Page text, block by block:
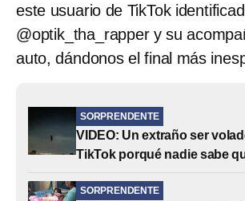
este usuario de TikTok
@optik_tha_rapper y su
auto, dándonos el final más
SORPRENDENTE
VIDEO: Un extraño ser
TikTok porqué nadie sabe
SORPRENDENTE